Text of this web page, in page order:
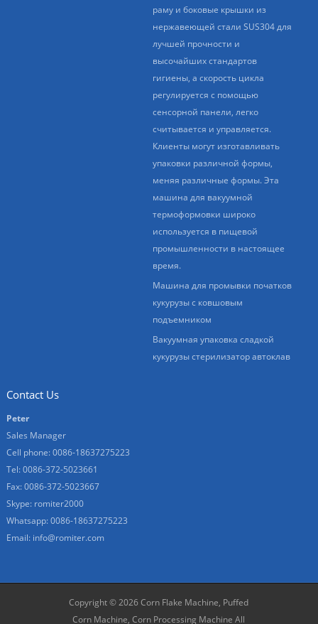
раму и боковые крышки из
нержавеющей стали SUS304 для
лучшей прочности и
высочайших стандартов
гигиены, а скорость цикла
регулируется с помощью
сенсорной панели, легко
считывается и управляется.
Клиенты могут изготавливать
упаковки различной формы,
меняя различные формы. Эта
машина для вакуумной
термоформовки широко
используется в пищевой
промышленности в настоящее
время.
Машина для промывки початков
кукурузы с ковшовым
подъемником
Вакуумная упаковка сладкой
кукурузы стерилизатор автоклав
Contact Us
Peter
Sales Manager
Cell phone: 0086-18637275223
Tel: 0086-372-5023661
Fax: 0086-372-5023667
Skype: romiter2000
Whatsapp: 0086-18637275223
Email: info@romiter.com
Copyright © 2026Corn Flake Machine, Puffed
Corn Machine, Corn Processing Machine All